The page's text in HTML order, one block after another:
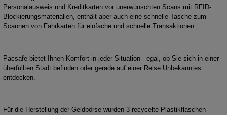
Personalausweis und Kreditkarten vor unerwünschten Scans mit RFID-
Blockierungsmaterialien, enthält aber auch eine schnelle Tasche zum
Scannen von Fahrkarten für einfache und schnelle Transaktionen.
Pacsafe bietet Ihnen Komfort in jeder Situation - egal, ob Sie sich in einer
überfüllten Stadt befinden oder gerade auf einer Reise Unbekanntes
entdecken.
Für die Herstellung der Geldbörse wurden 3 recycelte Plastikflaschen